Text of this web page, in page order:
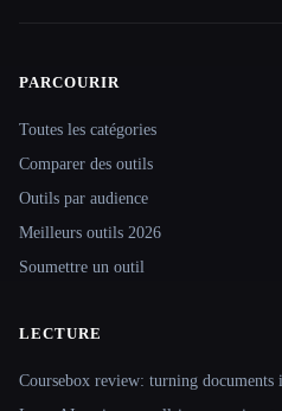
Site navigation
PARCOURIR
Toutes les catégories
Comparer des outils
Outils par audience
Meilleurs outils 2026
Soumettre un outil
LECTURE
Coursebox review: turning